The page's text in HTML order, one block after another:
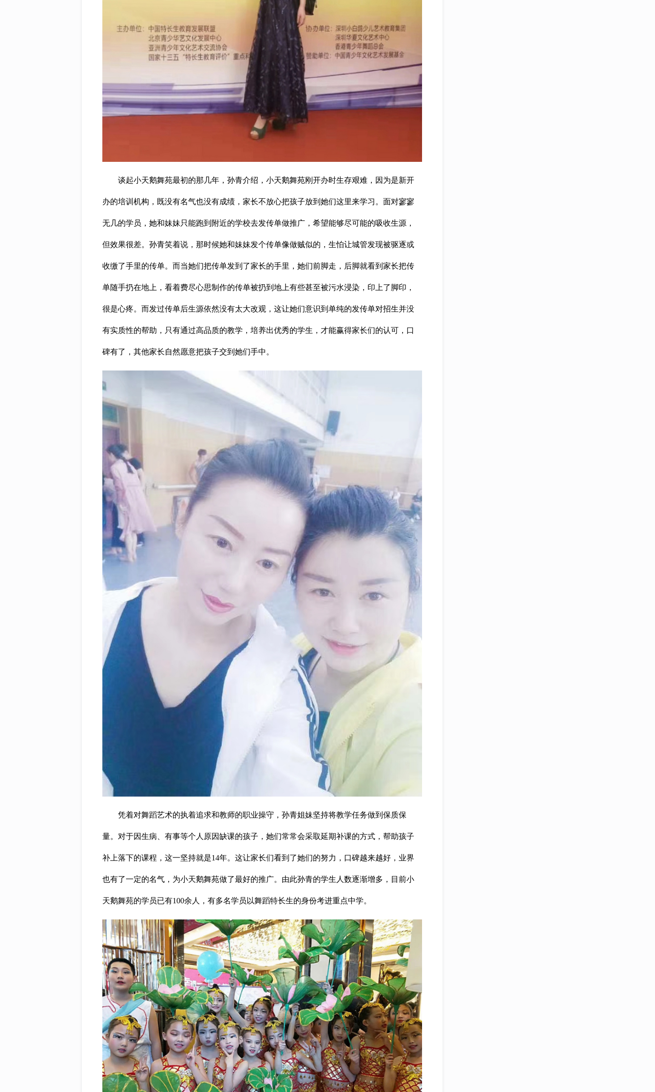
谈起小天鹅舞苑最初的那几年，孙青介绍，小天鹅舞苑刚开办时生存艰难，因为是新开
办的培训机构，既没有名气也没有成绩，家长不放心把孩子放到她们这里来学习。面对寥寥
无几的学员，她和妹妹只能跑到附近的学校去发传单做推广，希望能够尽可能的吸收生源，
但效果很差。孙青笑着说，那时候她和妹妹发个传单像做贼似的，生怕让城管发现被驱逐或
收缴了手里的传单。而当她们把传单发到了家长的手里，她们前脚走，后脚就看到家长把传
单随手扔在地上，看着费尽心思制作的传单被扔到地上有些甚至被污水浸染，印上了脚印，
很是心疼。而发过传单后生源依然没有太大改观，这让她们意识到单纯的发传单对招生并没
有实质性的帮助，只有通过高品质的教学，培养出优秀的学生，才能赢得家长们的认可，口
碑有了，其他家长自然愿意把孩子交到她们手中。
凭着对舞蹈艺术的执着追求和教师的职业操守，孙青姐妹坚持将教学任务做到保质保
量。对于因生病、有事等个人原因缺课的孩子，她们常常会采取延期补课的方式，帮助孩子
补上落下的课程，这一坚持就是14年。这让家长们看到了她们的努力，口碑越来越好，业界
也有了一定的名气，为小天鹅舞苑做了最好的推广。由此孙青的学生人数逐渐增多，目前小
天鹅舞苑的学员已有100余人，有多名学员以舞蹈特长生的身份考进重点中学。